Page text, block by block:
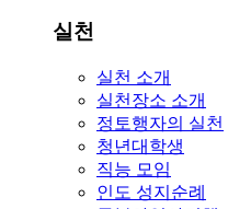
실천
실천 소개
실천장소 소개
정토행자의 실천
청년대학생
직능 모임
인도 성지순례